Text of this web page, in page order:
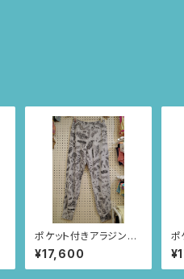
ポケット付きアラジンパ
ンツ size L(メランジグ
レー/ルイーサの羽根
柄) 70
¥17,600
ポ
ン
ス